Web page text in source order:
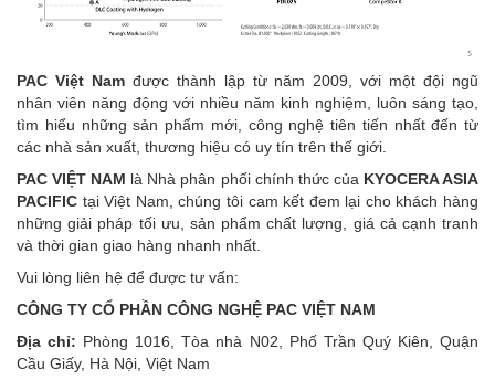
PAC Việt Namđược thành lập từ năm 2009, với một đội ngũ
nhân viên năng động với nhiều năm kinh nghiệm, luôn sáng tạo,
tìm hiểu những sản phẩm mới, công nghệ tiên tiến nhất đến từ
các nhà sản xuất, thương hiệu có uy tín trên thế giới.
PAC VIỆT NAM là Nhà phân phối chính thức của KYOCERA ASIA
PACIFIC tại Việt Nam, chúng tôi cam kết đem lại cho khách hàng
những giải pháp tối ưu, sản phẩm chất lượng, giá cả cạnh tranh
và thời gian giao hàng nhanh nhất.
Vui lòng liên hệ để được tư vấn:
CÔNG TY CỔ PHẦN CÔNG NGHỆ PAC VIỆT NAM
Địa chỉ: Phòng 1016, Tòa nhà N02, Phố Trần Quý Kiên, Quận
Cầu Giấy, Hà Nội, Việt Nam